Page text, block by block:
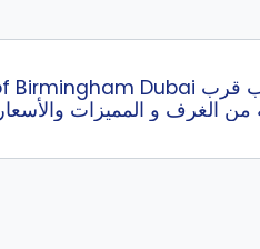
من الغرف و المميزات والأسعار